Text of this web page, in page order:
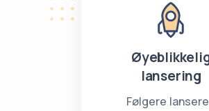
lansering
Følgere